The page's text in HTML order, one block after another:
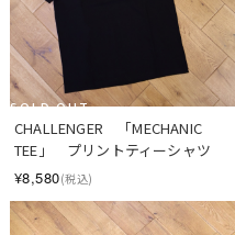
SOLD OUT
CHALLENGER　「MECHANIC
TEE」　プリントティーシャツ
¥8,580(税込)